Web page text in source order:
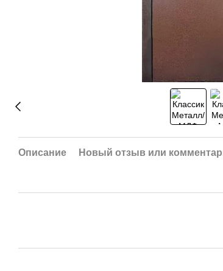
Описание Новый отзыв или